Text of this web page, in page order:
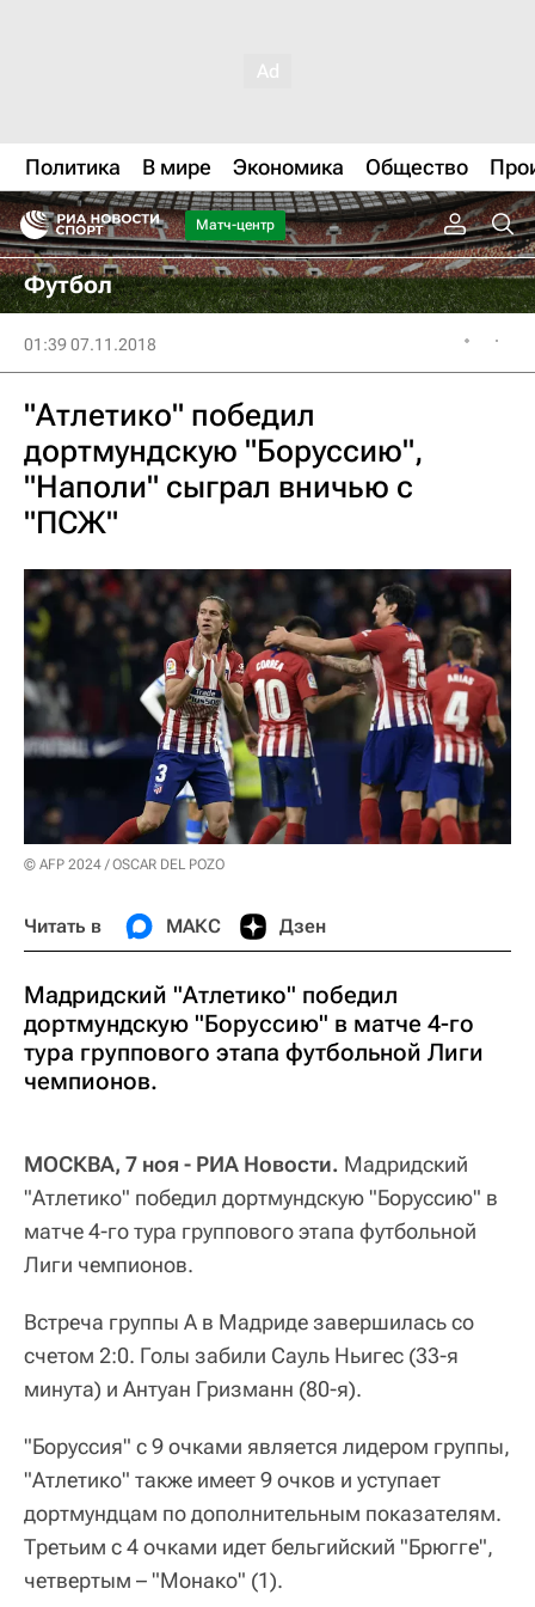
Политика В мире Экономика Общество
Матч-центр
Футбол
01:39 07.11.2018
"Атлетико" победил
дортмундскую "Боруссию",
"Наполи" сыграл вничью с
"ПСЖ"
© AFP 2024 / OSCAR DEL POZO
Читать в МАКС Дзен
Мадридский "Атлетико" победил
дортмундскую "Боруссию" в матче 4-го
тура группового этапа футбольной Лиги
чемпионов.
МОСКВА, 7 ноя - РИА Новости. Мадридский
"Атлетико" победил дортмундскую "Боруссию" в
матче 4-го тура группового этапа футбольной
Лиги чемпионов.
Встреча группы А в Мадриде завершилась со
счетом 2:0. Голы забили Сауль Ньигес (33-я
минута) и Антуан Гризманн (80-я).
"Боруссия" с 9 очками является лидером группы,
"Атлетико" также имеет 9 очков и уступает
дортмундцам по дополнительным показателям.
Третьим с 4 очками идет бельгийский "Брюгге",
четвертым – "Монако" (1).